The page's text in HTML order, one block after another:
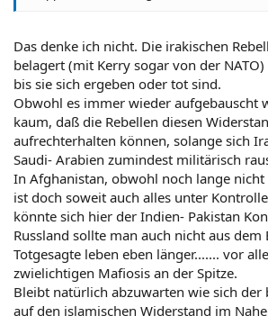
Das denke ich nicht. Die irakischen
belagert (mit Kerry sogar von der
bis sie sich ergeben oder tot sind.
Obwohl es immer wieder aufgebauscht
kaum, daß die Rebellen diesen
aufrechterhalten können, solange sich
Saudi- Arabien zumindest militärisch
In Afghanistan, obwohl noch lange
ist doch soweit auch alles unter
könnte sich hier der Indien- Pakistan
Russland sollte man auch nicht aus dem
Totgesagte leben eben länger....... vor
zwielichtigen Mafiosis an der Spitze.
Bleibt natürlich abzuwarten wie sich der
auf den islamischen Widerstand im